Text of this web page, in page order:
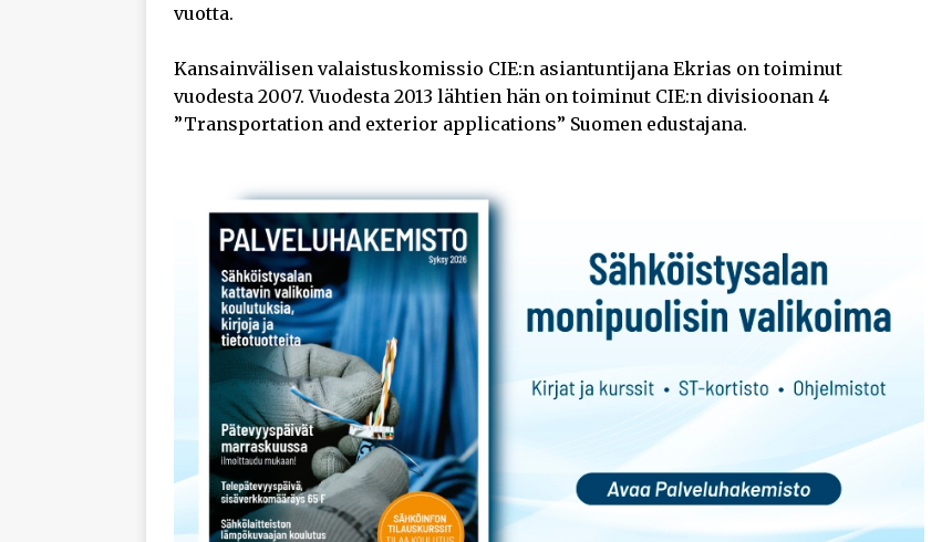
vuotta.
Kansainvälisen valaistuskomissio CIE:n asiantuntijana Ekrias on toiminut
vuodesta 2007. Vuodesta 2013 lähtien hän on toiminut CIE:n divisioonan 4
”Transportation and exterior applications” Suomen edustajana.